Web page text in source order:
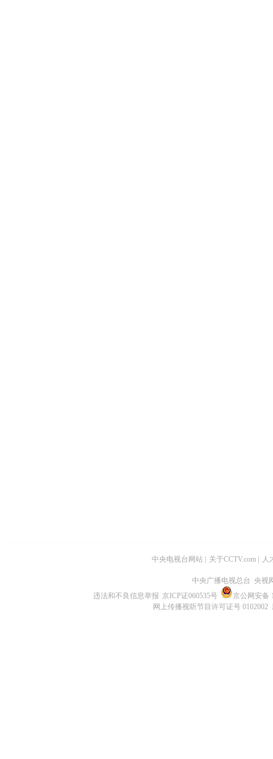
中央电视台网站 关于CCTV.com 人
中央广播电视总台 央视
违法和不良信息举报 京ICP证060535号
京公网安备
网上传播视听节目许可证号 0102002